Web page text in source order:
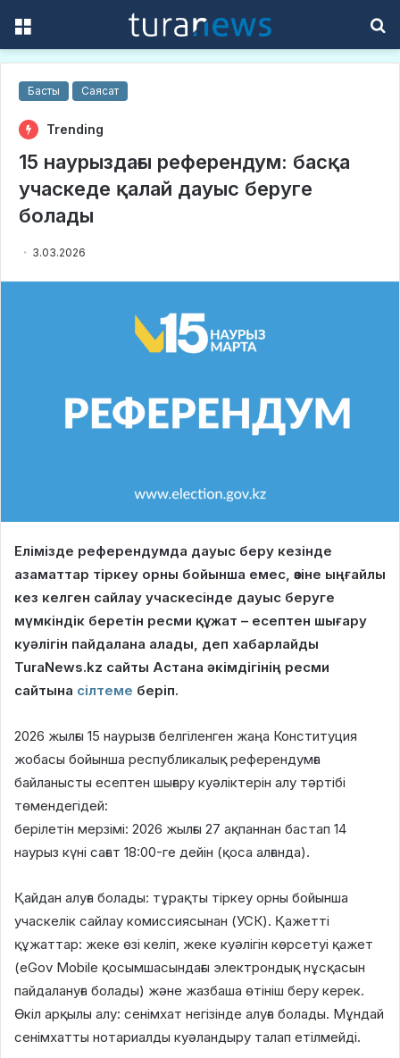
Басты Саясат
Trending
15 наурыздағы референдум: басқа
учаскеде қалай дауыс беруге
болады
3.03.2026
Елімізде референдумда дауыс беру кезінде
азаматтар тіркеу орны бойынша емес, өзіне ыңғайлы
кез келген сайлау учаскесінде дауыс беруге
мүмкіндік беретін ресми құжат – есептен шығару
куәлігін пайдалана алады, деп хабарлайды
TuraNews.kz сайты Астана әкімдігінің ресми
сайтына сілтеме беріп.
2026 жылғы 15 наурызға белгіленген жаңа Конституция
жобасы бойынша республикалық референдумға
байланысты есептен шығару куәліктерін алу тәртібі
төмендегідей:
берілетін мерзімі: 2026 жылғы 27 ақпаннан бастап 14
наурыз күні сағат 18:00-ге дейін (қоса алғанда).
Қайдан алуға болады: тұрақты тіркеу орны бойынша
учаскелік сайлау комиссиясынан (УСК). Қажетті
құжаттар: жеке өзі келіп, жеке куәлігін көрсетуі қажет
(eGov Mobile қосымшасындағы электрондық нұсқасын
пайдалануға болады) және жазбаша өтініш беру керек.
Өкіл арқылы алу: сенімхат негізінде алуға болады. Мұндай
сенімхатты нотариалды куәландыру талап етілмейді.